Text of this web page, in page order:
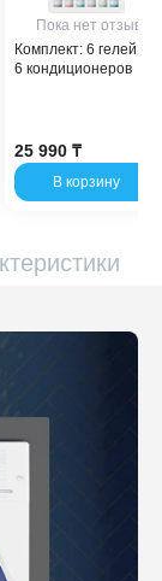
Пока нет отзывов
Комплект: 6 гелей +
6 кондиционеров
25 990 ₸
В корзину